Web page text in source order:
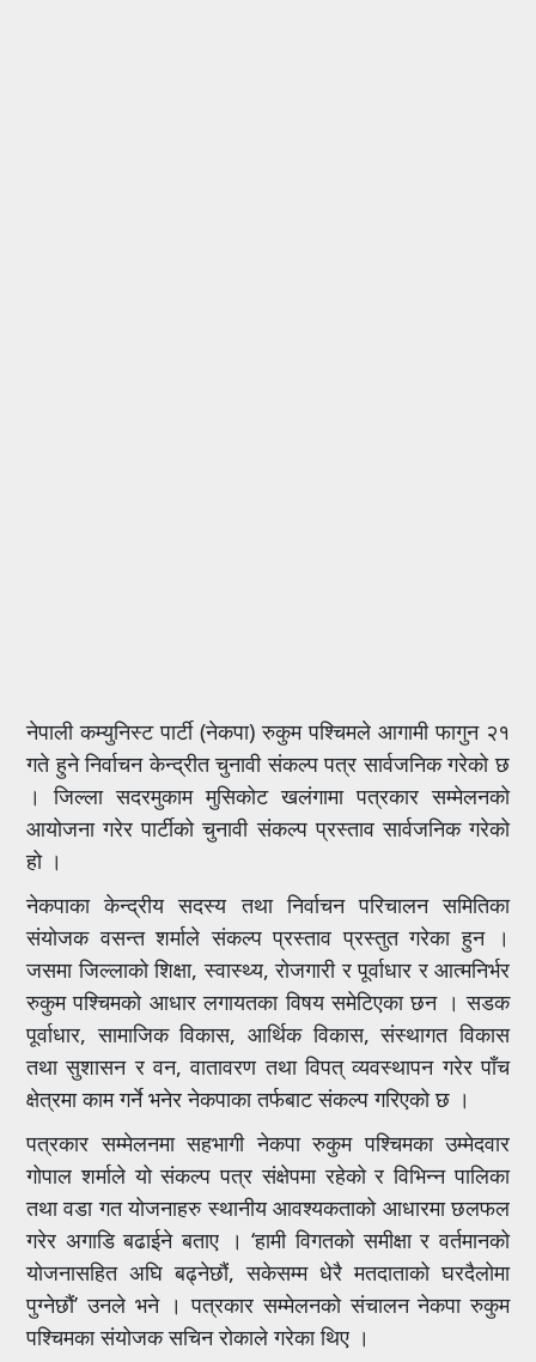
नेपाली कम्युनिस्ट पार्टी (नेकपा) रुकुम पश्चिमले आगामी फागुन २१
गते हुने निर्वाचन केन्द्रीत चुनावी संकल्प पत्र सार्वजनिक गरेको छ
। जिल्ला सदरमुकाम मुसिकोट खलंगामा पत्रकार सम्मेलनको
आयोजना गरेर पार्टीको चुनावी संकल्प प्रस्ताव सार्वजनिक गरेको
हो ।
नेकपाका केन्द्रीय सदस्य तथा निर्वाचन परिचालन समितिका
संयोजक वसन्त शर्माले संकल्प प्रस्ताव प्रस्तुत गरेका हुन ।
जसमा जिल्लाको शिक्षा, स्वास्थ्य, रोजगारी र पूर्वाधार र आत्मनिर्भर
रुकुम पश्चिमको आधार लगायतका विषय समेटिएका छन । सडक
पूर्वाधार, सामाजिक विकास, आर्थिक विकास, संस्थागत विकास
तथा सुशासन र वन, वातावरण तथा विपत् व्यवस्थापन गरेर पाँच
क्षेत्रमा काम गर्ने भनेर नेकपाका तर्फबाट संकल्प गरिएको छ ।
पत्रकार सम्मेलनमा सहभागी नेकपा रुकुम पश्चिमका उम्मेदवार
गोपाल शर्माले यो संकल्प पत्र संक्षेपमा रहेको र विभिन्न पालिका
तथा वडा गत योजनाहरु स्थानीय आवश्यकताको आधारमा छलफल
गरेर अगाडि बढाईने बताए । ‘हामी विगतको समीक्षा र वर्तमानको
योजनासहित अघि बढ्नेछौं, सकेसम्म धेरै मतदाताको घरदैलोमा
पुग्नेछौं’ उनले भने । पत्रकार सम्मेलनको संचालन नेकपा रुकुम
पश्चिमका संयोजक सचिन रोकाले गरेका थिए ।